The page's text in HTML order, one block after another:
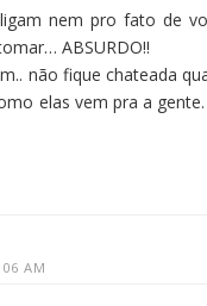
nem pro fato de
ABSURDO!!
não fique chateada
elas vem pra a
AM